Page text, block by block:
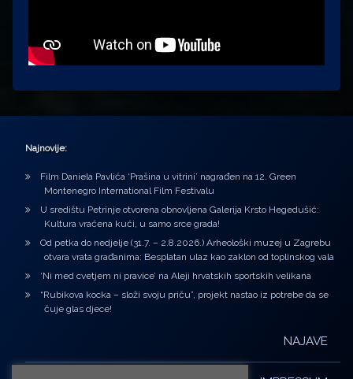
Najnovije:
Film Daniela Pavlića ‘Prašina u vitrini’ nagrađen na 12. Green
Montenegro International Film Festivalu
U središtu Petrinje otvorena obnovljena Galerija Krsto Hegedušić:
Kultura vraćena kući, u samo srce grada!
Od petka do nedjelje (31.7. – 2.8.2026.) Arheološki muzej u Zagrebu
otvara vrata građanima: Besplatan ulaz kao zaklon od toplinskog vala
‘Ni med cvetjem ni pravice’ na Aleji hrvatskih sportskih velikana
“Rubikova kocka – složi svoju priču”, projekt nastao iz potrebe da se
čuje glas djece!
NAJAVE